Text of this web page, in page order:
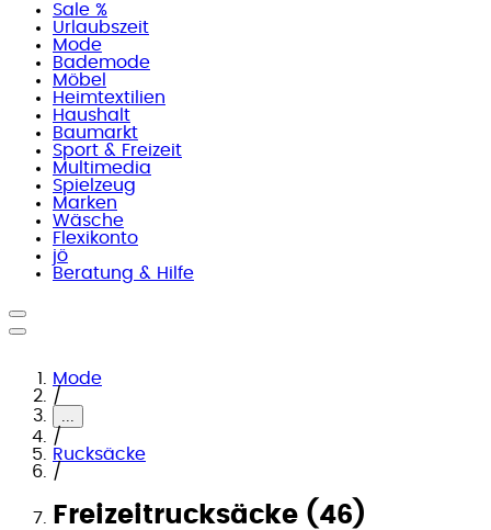
Sale %
Urlaubszeit
Mode
Bademode
Möbel
Heimtextilien
Haushalt
Baumarkt
Sport & Freizeit
Multimedia
Spielzeug
Marken
Wäsche
Flexikonto
jö
Beratung & Hilfe
Mode
/
...
/
Rucksäcke
/
Freizeitrucksäcke (46)